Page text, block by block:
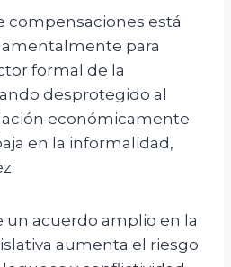
compensaciones está
para
formal de la
desprotegido al
económicamente
en la informalidad,
un acuerdo amplio en la
aumenta el riesgo